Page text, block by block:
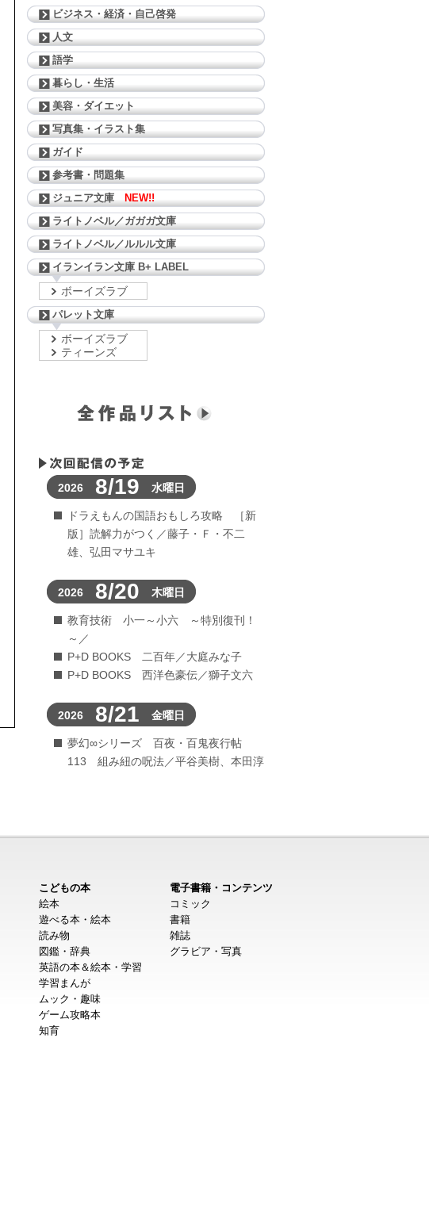
ビジネス・経済・自己啓発
人文
語学
暮らし・生活
美容・ダイエット
写真集・イラスト集
ガイド
参考書・問題集
ジュニア文庫
NEW!!
ライトノベル／ガガガ文庫
ライトノベル／ルルル文庫
イランイラン文庫 B+ LABEL
ボーイズラブ
パレット文庫
ボーイズラブ
ティーンズ
2026 8/19 水曜日
ドラえもんの国語おもしろ攻略 ［新
版］読解力がつく／藤子・Ｆ・不二
雄、弘田マサユキ
2026 8/20 木曜日
教育技術 小一～小六 ～特別復刊！
～／
P+D BOOKS 二百年／大庭みな子
P+D BOOKS 西洋色豪伝／獅子文六
2026 8/21 金曜日
夢幻∞シリーズ 百夜・百鬼夜行帖
113 組み紐の呪法／平谷美樹、本田淳
こどもの本
絵本
遊べる本・絵本
読み物
図鑑・辞典
英語の本＆絵本・学習
学習まんが
ムック・趣味
ゲーム攻略本
知育
電子書籍・コンテンツ
コミック
書籍
雑誌
グラビア・写真